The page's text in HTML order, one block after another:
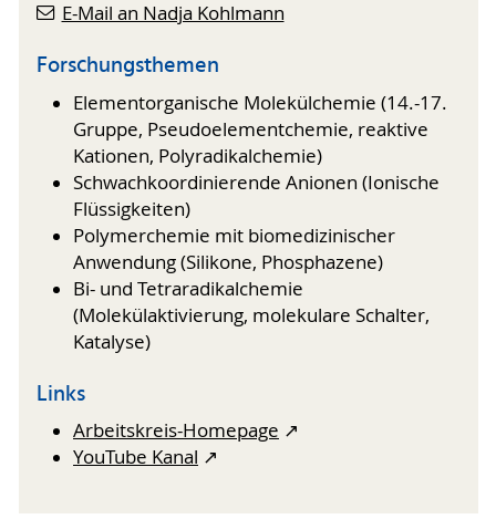
E-Mail an Nadja Kohlmann
Forschungsthemen
Elementorganische Molekülchemie (14.-17.
Gruppe, Pseudoelementchemie, reaktive
Kationen, Polyradikalchemie)
Schwachkoordinierende Anionen (Ionische
Flüssigkeiten)
Polymerchemie mit biomedizinischer
Anwendung (Silikone, Phosphazene)
Bi- und Tetraradikalchemie
(Molekülaktivierung, molekulare Schalter,
Katalyse)
Links
Arbeitskreis-Homepage ↗︎
YouTube Kanal ↗︎